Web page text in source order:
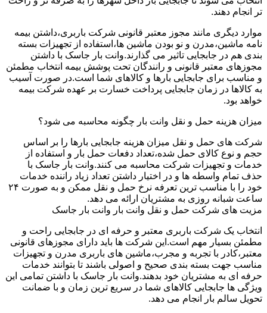
تر انجام دهند.
موارد دیگری مانند مجوز معتبر قانونی شرکت باربری،داشتن بیمه
نامه ماشین،مدرن و نو بودن ماشین ها،استفاده از تجهیزات بسته
بندی هم در جابجایی تاثیر می گذارند.وانت بار جاسک با داشتن
مجوزهای معتبر قانونی و رانندگان تحت پوشش بیمه انتخاب مطمئن
و مناسب برای جابجایی بارها و کالاهای شما است.در صورت آسیب
به کالاها در زمان جابجایی پرداخت خسارت بر عهده شرکت بیمه
خواهد بود.
میزان هزینه حمل و نقل وانت بار چگونه محاسبه می شود؟
شرکت های حمل و نقل میزان هزینه جابجایی بارها را بر اساس
حجم و نوع کالای حمل شده،تعداد دفعات حمل بار و استفاده از
خدمات و تجهیزات شرکت محاسبه می کنند.وانت بار جاسک با
حذف تمام واسطه ها و در اختیار داشتن تعداد زیاد راننده خدمات
خود را با مناسب ترین تعرفه نرخ حمل و نقل ممکن و به صورت ۲۴
ساعت شبانه روزی به مشتریان ارائه می دهد.
مزیت های شرکت حمل و نقل وانت بار وانت بار جاسک
انتخاب یک شرکت باربری معتبر و حرفه ای در جابجایی راحت و
مطمئن بسیار مهم است.این شرکت ها باید دارای مجوزهای قانونی
معتبر،کادر با تجربه و مجرب،ماشین های باربری مدرن و تجهیزات
مناسب جهت بسته بندی صحیح و اصولی باشند تا بتوانند خدمات
حرفه ای به مشتریان خود بدهند.وانت بار جاسک با داشتن تمامی این
ویژگی ها جابجایی کالاهای شما در سریع ترین زمان و با ضمانت
تحویل سالم بار انجام می دهد.